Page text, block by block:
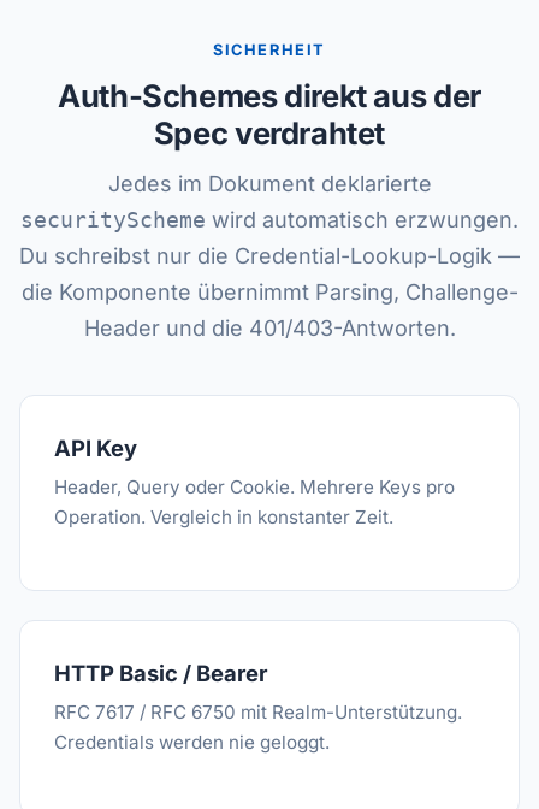
SICHERHEIT
Auth-Schemes direkt aus der
Spec verdrahtet
Jedes im Dokument deklarierte
securityScheme wird automatisch erzwungen.
Du schreibst nur die Credential-Lookup-Logik —
die Komponente übernimmt Parsing, Challenge-
Header und die 401/403-Antworten.
API Key
Header, Query oder Cookie. Mehrere Keys pro
Operation. Vergleich in konstanter Zeit.
HTTP Basic / Bearer
RFC 7617 / RFC 6750 mit Realm-Unterstützung.
Credentials werden nie geloggt.